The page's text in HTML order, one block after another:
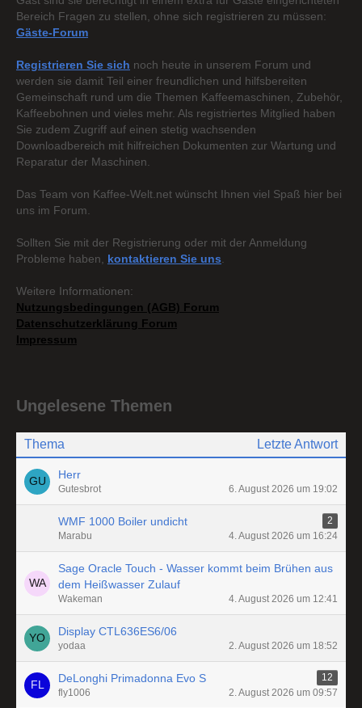
Bereich Fragen zu stellen, ohne sich registrieren zu müssen:
Gäste-Forum
Registrieren Sie sich noch heute in unserem Forum und
werden sie damit Teil einer freundlichen und hilfsbereiten
Gemeinschaft rund um die Themen Kaffeemaschinen, Zubehör,
Kaffeebohnen und vieles mehr. Als registriertes Mitglied haben
Sie zudem Zugriff auf einen stetig wachsenden
Downloadbereich mit hilfreichen Dokumenten zur Wartung und
Reparatur der Maschinen.
Das Team von Kaffee-Welt.net wünscht Ihnen viel Spaß hier bei
uns im Forum.
Sollten Sie mit der Registrierung oder mit der Anmeldung
Probleme haben, kontaktieren Sie uns
Weitere Informationen:
Nutzungsbedingungen (AGB) Forum
Datenschutzerklärung Forum
Impressum
Ungelesene Themen
Thema Letzte Antwort
Herr
Gutesbrot 6. August 2026 um 19:02
WMF 1000 Boiler undicht
2
Marabu
4. August 2026 um 16:24
Sage Oracle Touch - Wasser kommt beim Brühen aus
dem Heißwasser Zulauf
Wakeman 4. August 2026 um 12:41
Display CTL636ES6/06
yodaa 2. August 2026 um 18:52
DeLonghi Primadonna Evo S
12
fly1006
2. August 2026 um 09:57